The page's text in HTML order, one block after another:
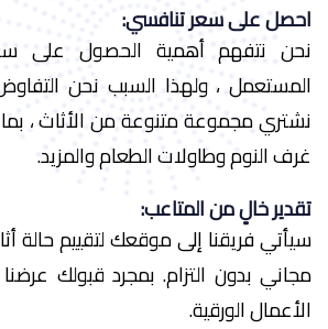
احصل على سعر تنافسي:
نحن نتفهم أهمية الحصول على
المستعمل ، ولهذا السبب نحن
نشتري مجموعة متنوعة من الأثاث ،
غرف النوم وطاولات الطعام والمزيد.
تقدير خالٍ من المتاعب:
سيأتي فريقنا إلى موقعك لتقييم حالة
مجاني بدون التزام. بمجرد قبولك
الأعمال الورقية.